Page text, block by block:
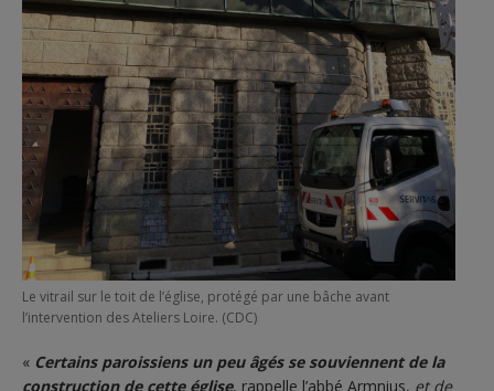
Le vitrail sur le toit de l’église, protégé par une bâche avant
l’intervention des Ateliers Loire. (CDC)
« Certains paroissiens un peu âgés se souviennent de la
construction de cette église, rappelle l’abbé Armnius, et de